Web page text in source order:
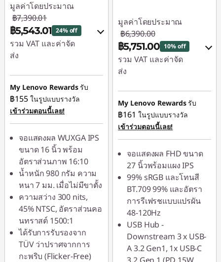
มูลค่าโดยประมาณ
฿7,390.01
฿5,543.01 24% off
รวม VAT และค่าจัด
ส่ง
ประหยัดทันที :-
฿739.00
หรือ
การประหยัด
-
฿1,847.00
*Savings cannot be
combined
ใช้ eCoupon :
88SALETH
My Lenovo Rewardsรับ
฿155 ในรูปแบบรางวัล
เข้าร่วมตอนนี้เลย!
จอแสดงผล WUXGA IPS
ขนาด 16 นิ้ว พร้อม
อัตราส่วนภาพ 16:10
น้ำหนัก 980 กรัม ความ
หนา 7 มม. เมื่อไม่มีขาตั้ง
ความสว่าง 300 nits,
45% NTSC, อัตราส่วนคอ
นทราสต์ 1500:1
ได้รับการรับรองจาก
TÜV ว่าปราศจากการ
กะพริบ (Flicker-Free)
มูลค่าโดยประมาณ
฿6,390.00
฿5,751.00 10% off
รวม VAT และค่าจัด
ส่ง
ประหยัดทันที :-
฿639.00
หรือ
การประหยัด
-฿533.00
*Savings cannot be
combined
ใช้ eCoupon :
88SALETH
My Lenovo Rewardsรับ
฿161 ในรูปแบบรางวัล
เข้าร่วมตอนนี้เลย!
จอแสดงผล FHD ขนาด
27 นิ้วพร้อมแผง IPS
99% sRGB และโทนสี
BT.709 99% และอัตรา
การรีเฟรชแบบแปรผัน
48-120Hz
USB Hub -
Downstream 3 x USB-
A 3.2 Gen1, 1x USB-C